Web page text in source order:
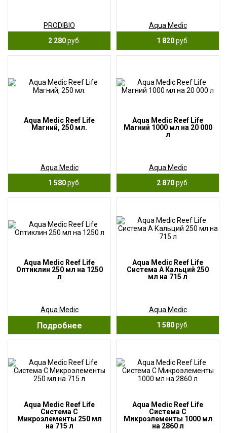
PRODIBIO
2 280руб.
Aqua Medic
1 820руб.
Aqua Medic Reef Life
Магний, 250 мл.
Aqua Medic
1 580руб.
Aqua Medic Reef Life
Магний 1000 мл на 20 000
л
Aqua Medic
2 870руб.
Aqua Medic Reef Life
Оптиклин 250 мл на 1250
л
Aqua Medic
Подробнее
Aqua Medic Reef Life
Система А Кальций 250
мл на 715 л
Aqua Medic
1 580руб.
Aqua Medic Reef Life
Система С
Микроэлементы 250 мл
на 715 л
Aqua Medic Reef Life
Система С
Микроэлементы 1000 мл
на 2860 л